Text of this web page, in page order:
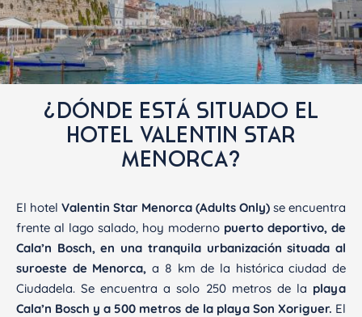
¿DÓNDE ESTÁ SITUADO EL
HOTEL VALENTIN STAR
MENORCA?
El hotel Valentin Star Menorca (Adults Only) se encuentra
frente al lago salado, hoy moderno puerto deportivo, de
Cala’n Bosch, en una tranquila urbanización situada al
suroeste de Menorca, a 8 km de la histórica ciudad de
Ciudadela. Se encuentra a solo 250 metros de la playa
Cala’n Bosch y a 500 metros de la playa Son Xoriguer. El